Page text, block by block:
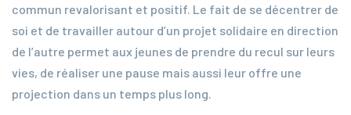
commun revalorisant et positif. Le fait de se décentrer de
soi et de travailler autour d’un projet solidaire en direction
de l’autre permet aux jeunes de prendre du recul sur leurs
vies, de réaliser une pause mais aussi leur offre une
projection dans un temps plus long.